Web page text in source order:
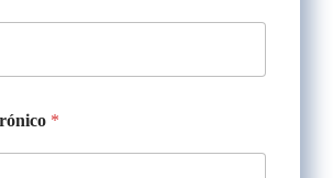
*